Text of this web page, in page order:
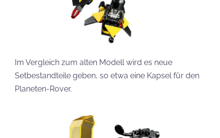
Im Vergleich zum alten Modell wird es neue
Setbestandteile geben, so etwa eine Kapsel für den
Planeten-Rover.